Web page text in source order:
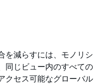
を減らすには、モノリシ
同じビュー内のすべての
クセス可能なグローバル